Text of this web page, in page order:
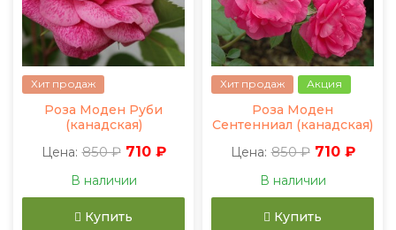
Хит продаж
Роза Моден Руби
(канадская)
Цена: 850 ₽ 710 ₽
В наличии
Купить
Хит продаж Акция
Роза Моден
Сентенниал (канадская)
Цена: 850 ₽ 710 ₽
В наличии
Купить